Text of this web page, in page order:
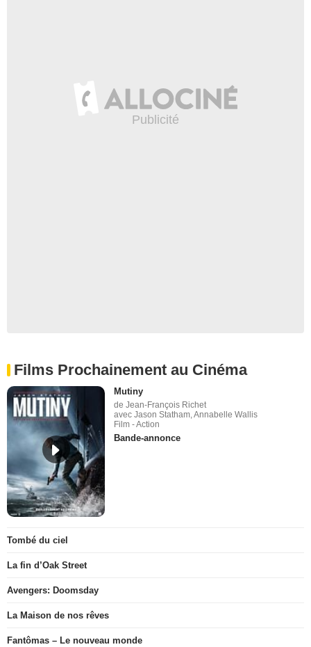
Films Prochainement au Cinéma
Mutiny
de Jean-François Richet
avec Jason Statham, Annabelle Wallis
Film - Action
Bande-annonce
Tombé du ciel
La fin d’Oak Street
Avengers: Doomsday
La Maison de nos rêves
Fantômas – Le nouveau monde